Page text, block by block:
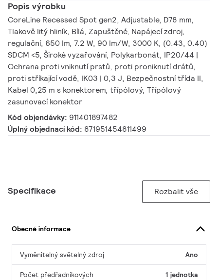
Popis výrobku
CoreLine Recessed Spot gen2, Adjustable, D78 mm,
Tlakově litý hliník, Bílá, Zapuštěné, Napájecí zdroj,
regulační, 650 lm, 7.2 W, 90 lm/W, 3000 K, (0.43, 0.40)
SDCM <5, Široké vyzařování, Polykarbonát, IP20/44 |
Ochrana proti vniknutí prstů, proti proniknutí drátů,
proti stříkající vodě, IK03 | 0,3 J, Bezpečnostní třída II,
Kabel 0,25 m s konektorem, třípólový, Třípólový
zasunovací konektor
Kód objendávky: 911401897482
Úplný objednací kód: 871951454811499
Specifikace Rozbalit vše
Obecné informace
Vyměnitelný světelný zdroj Ano
Počet předřadníkových
1 jednotka